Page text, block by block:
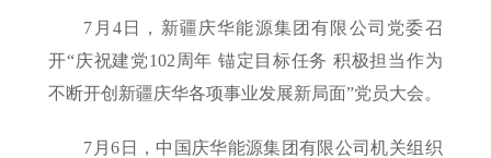
7月4日，新疆庆华能源集团有限公司党委召
开“庆祝建党102周年 锚定目标任务 积极担当作为
不断开创新疆庆华各项事业发展新局面”党员大会。
7月6日，中国庆华能源集团有限公司机关组织